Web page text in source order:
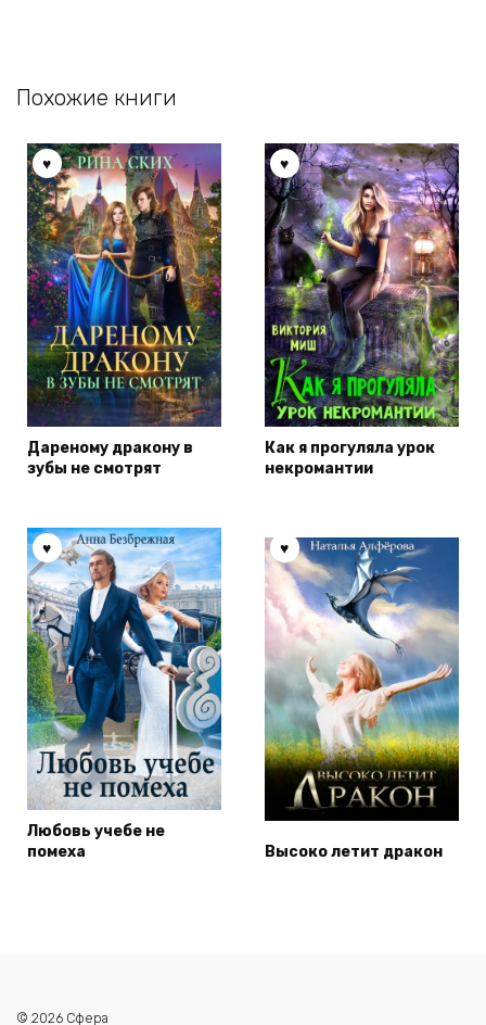
Похожие книги
Дареному дракону в
зубы не смотрят
Как я прогуляла урок
некромантии
Любовь учебе не
помеха
Высоко летит дракон
© 2026 Сфера